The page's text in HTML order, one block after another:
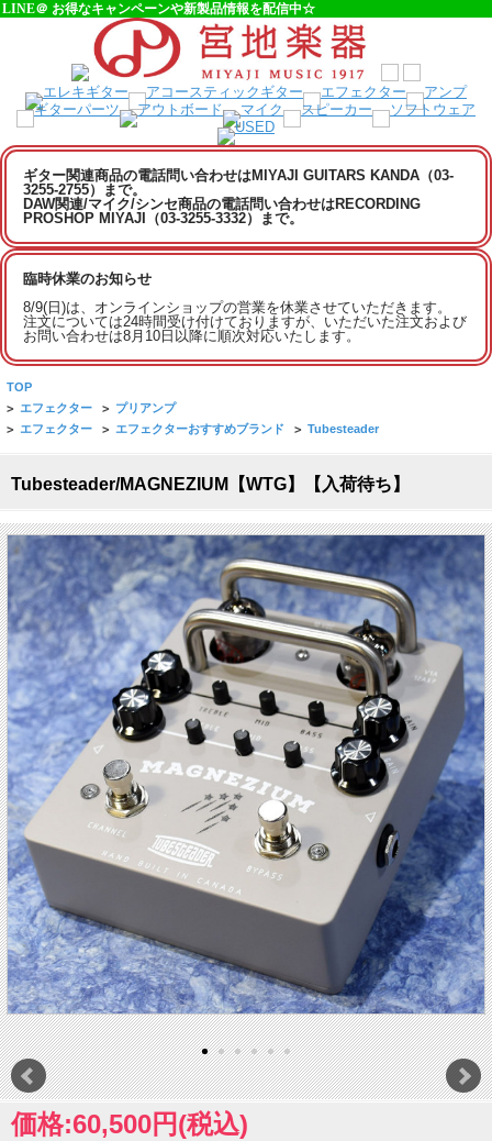
LINE＠ お得なキャンペーンや新製品情報を配信中☆
ギター関連商品の電話問い合わせはMIYAJI GUITARS KANDA（03-
3255-2755）まで。
DAW関連/マイク/シンセ商品の電話問い合わせはRECORDING
PROSHOP MIYAJI（03-3255-3332）まで。
臨時休業のお知らせ
8/9(日)は、オンラインショップの営業を休業させていただきます。
注文については24時間受け付けておりますが、いただいた注文および
お問い合わせは8月10日以降に順次対応いたします。
TOP
> エフェクター > プリアンプ
> エフェクター > エフェクターおすすめブランド > Tubesteader
Tubesteader/MAGNEZIUM【WTG】【入荷待ち】
価格:60,500円(税込)